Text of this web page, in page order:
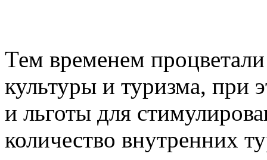
Тем временем
культуры и туризма, при
и льготы для
количество внутренних